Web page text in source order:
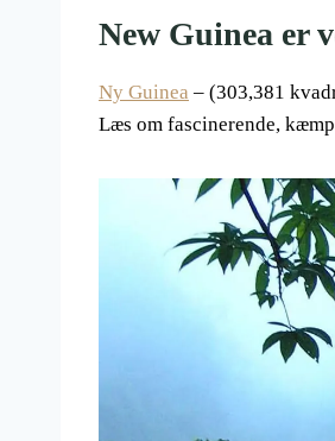
New Guinea er
Ny Guinea – (303,381
Læs om fascinerende,